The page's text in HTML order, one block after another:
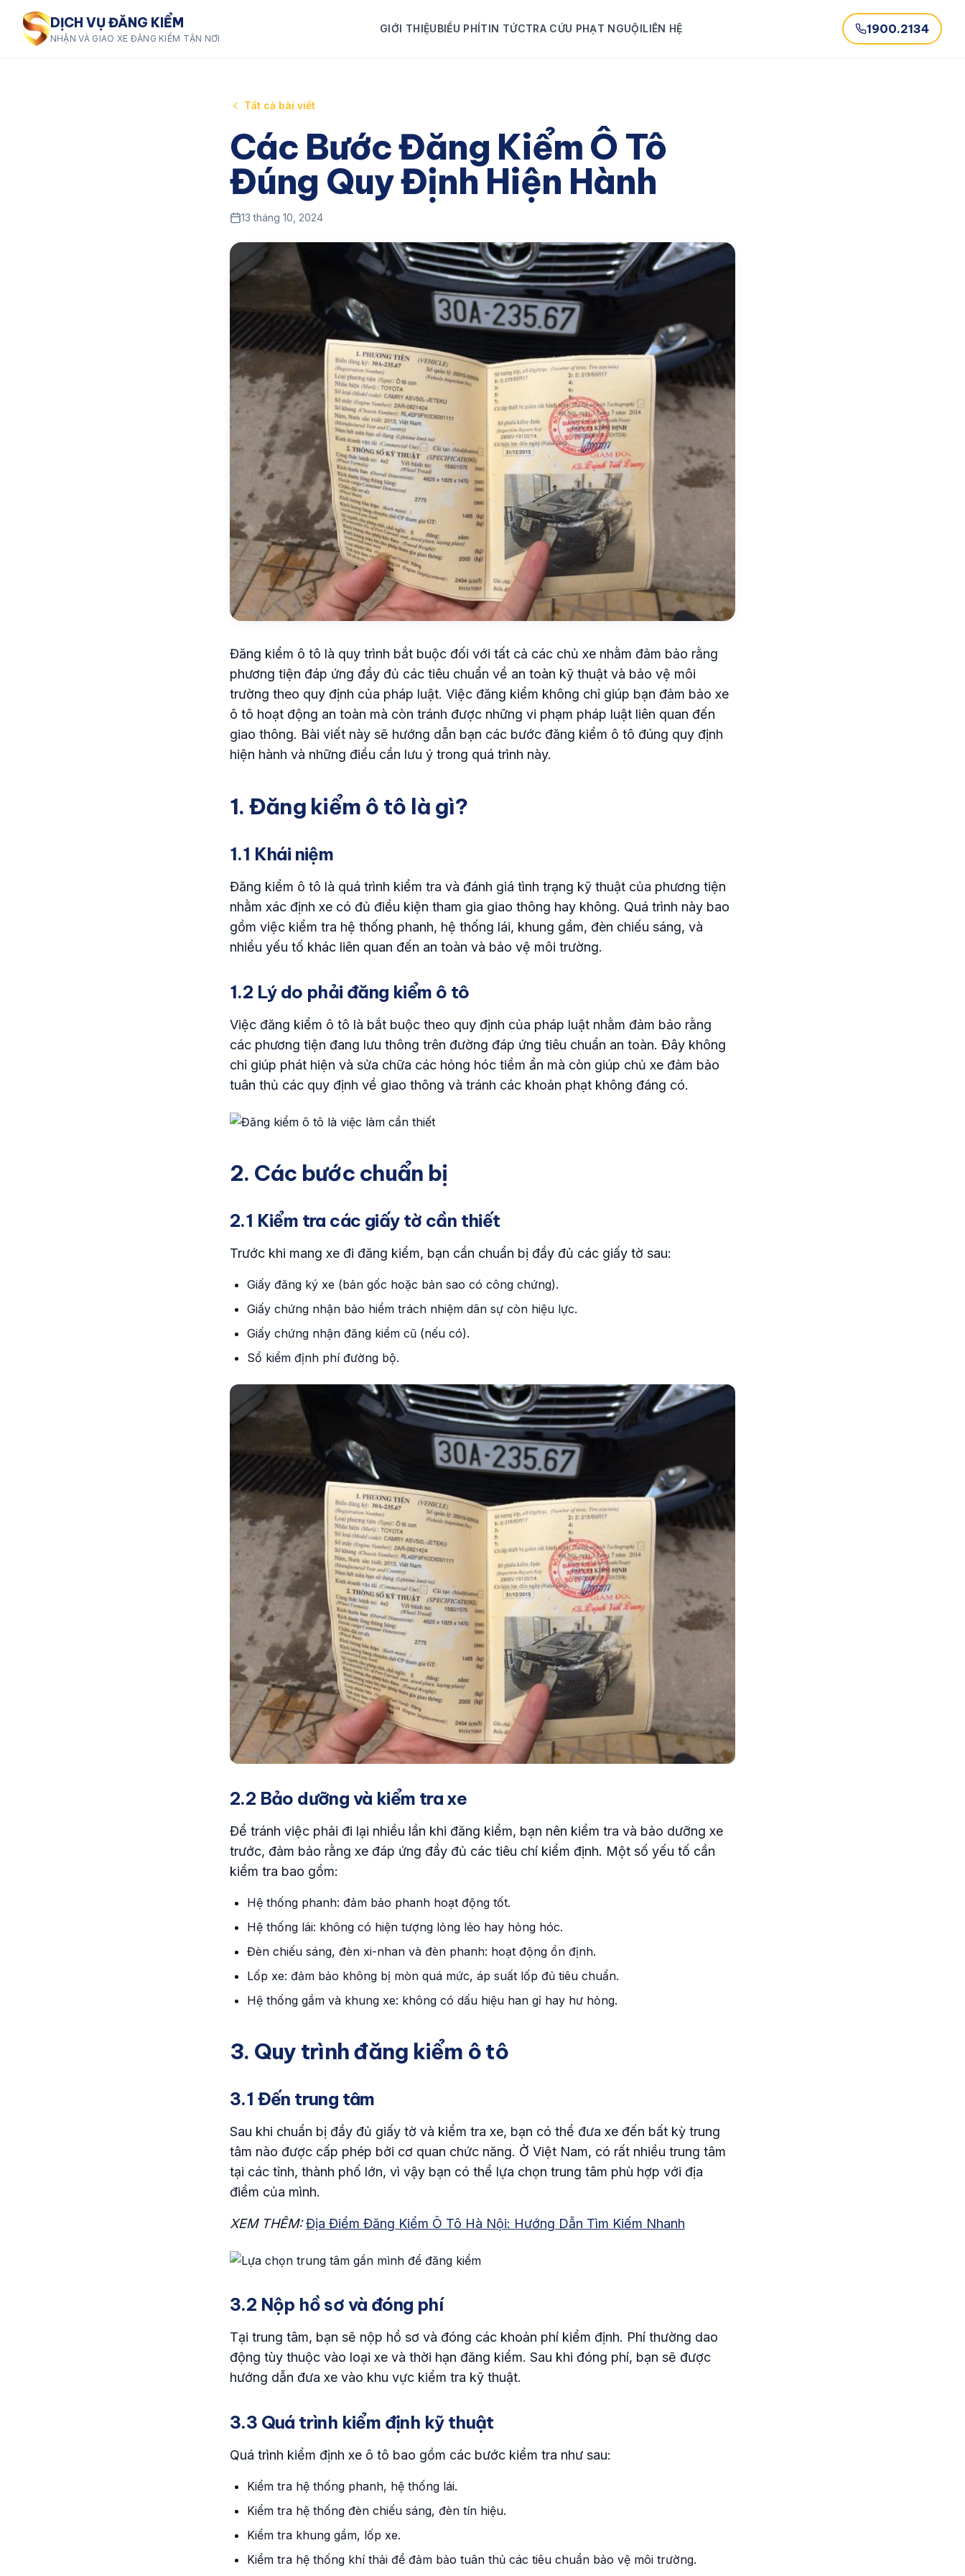
DỊCH VỤ ĐĂNG KIỂM
NHẬN VÀ GIAO XE ĐĂNG KIỂM TẬN NƠI
GIỚI THIỆUBIỂU PHÍTIN TỨCTRA CỨU PHẠT NGUỘILIÊN HỆ 1900.2134
Tất cả bài viết
Các Bước Đăng Kiểm Ô Tô
Đúng Quy Định Hiện Hành
13 tháng 10, 2024
Đăng kiểm ô tô là quy trình bắt buộc đối với tất cả các chủ xe nhằm đảm bảo rằng
phương tiện đáp ứng đầy đủ các tiêu chuẩn về an toàn kỹ thuật và bảo vệ môi
trường theo quy định của pháp luật. Việc đăng kiểm không chỉ giúp bạn đảm bảo xe
ô tô hoạt động an toàn mà còn tránh được những vi phạm pháp luật liên quan đến
giao thông. Bài viết này sẽ hướng dẫn bạn các bước đăng kiểm ô tô đúng quy định
hiện hành và những điều cần lưu ý trong quá trình này.
1. Đăng kiểm ô tô là gì?
1.1 Khái niệm
Đăng kiểm ô tô là quá trình kiểm tra và đánh giá tình trạng kỹ thuật của phương tiện
nhằm xác định xe có đủ điều kiện tham gia giao thông hay không. Quá trình này bao
gồm việc kiểm tra hệ thống phanh, hệ thống lái, khung gầm, đèn chiếu sáng, và
nhiều yếu tố khác liên quan đến an toàn và bảo vệ môi trường.
1.2 Lý do phải đăng kiểm ô tô
Việc đăng kiểm ô tô là bắt buộc theo quy định của pháp luật nhằm đảm bảo rằng
các phương tiện đang lưu thông trên đường đáp ứng tiêu chuẩn an toàn. Đây không
chỉ giúp phát hiện và sửa chữa các hỏng hóc tiềm ẩn mà còn giúp chủ xe đảm bảo
tuân thủ các quy định về giao thông và tránh các khoản phạt không đáng có.
2. Các bước chuẩn bị
2.1 Kiểm tra các giấy tờ cần thiết
Trước khi mang xe đi đăng kiểm, bạn cần chuẩn bị đầy đủ các giấy tờ sau:
Giấy đăng ký xe (bản gốc hoặc bản sao có công chứng).
Giấy chứng nhận bảo hiểm trách nhiệm dân sự còn hiệu lực.
Giấy chứng nhận đăng kiểm cũ (nếu có).
Sổ kiểm định phí đường bộ.
2.2 Bảo dưỡng và kiểm tra xe
Để tránh việc phải đi lại nhiều lần khi đăng kiểm, bạn nên kiểm tra và bảo dưỡng xe
trước, đảm bảo rằng xe đáp ứng đầy đủ các tiêu chí kiểm định. Một số yếu tố cần
kiểm tra bao gồm:
Hệ thống phanh: đảm bảo phanh hoạt động tốt.
Hệ thống lái: không có hiện tượng lỏng lẻo hay hỏng hóc.
Đèn chiếu sáng, đèn xi-nhan và đèn phanh: hoạt động ổn định.
Lốp xe: đảm bảo không bị mòn quá mức, áp suất lốp đủ tiêu chuẩn.
Hệ thống gầm và khung xe: không có dấu hiệu han gỉ hay hư hỏng.
3. Quy trình đăng kiểm ô tô
3.1 Đến trung tâm
Sau khi chuẩn bị đầy đủ giấy tờ và kiểm tra xe, bạn có thể đưa xe đến bất kỳ trung
tâm nào được cấp phép bởi cơ quan chức năng. Ở Việt Nam, có rất nhiều trung tâm
tại các tỉnh, thành phố lớn, vì vậy bạn có thể lựa chọn trung tâm phù hợp với địa
điểm của mình.
XEM THÊM: Địa Điểm Đăng Kiểm Ô Tô Hà Nội: Hướng Dẫn Tìm Kiếm Nhanh
3.2 Nộp hồ sơ và đóng phí
Tại trung tâm, bạn sẽ nộp hồ sơ và đóng các khoản phí kiểm định. Phí thường dao
động tùy thuộc vào loại xe và thời hạn đăng kiểm. Sau khi đóng phí, bạn sẽ được
hướng dẫn đưa xe vào khu vực kiểm tra kỹ thuật.
3.3 Quá trình kiểm định kỹ thuật
Quá trình kiểm định xe ô tô bao gồm các bước kiểm tra như sau:
Kiểm tra hệ thống phanh, hệ thống lái.
Kiểm tra hệ thống đèn chiếu sáng, đèn tín hiệu.
Kiểm tra khung gầm, lốp xe.
Kiểm tra hệ thống khí thải để đảm bảo tuân thủ các tiêu chuẩn bảo vệ môi trường.